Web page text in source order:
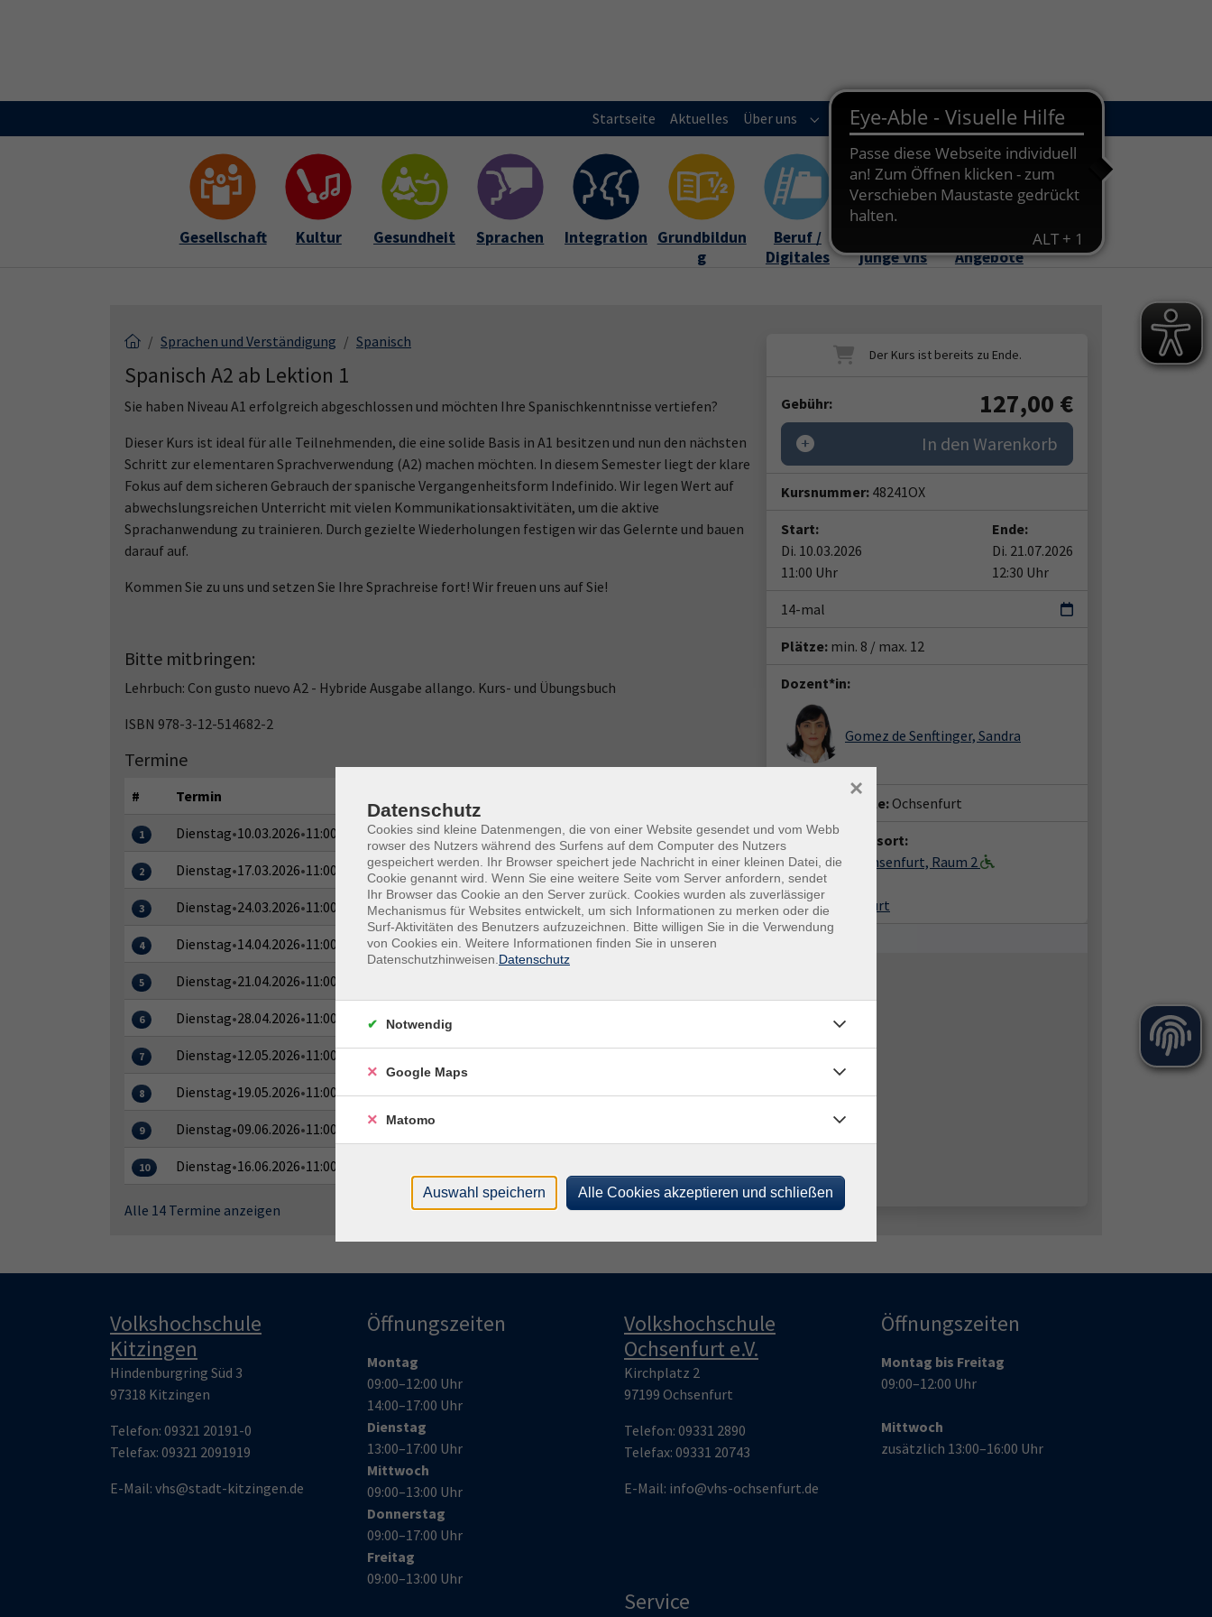
Startseite Aktuelles Über uns Submenu for "Über uns"
Kursleitungen Submenu for "Kursleitungen"
Newsletter Kontakt
Gesellschaft Kultur Gesundheit Sprachen Integration Grundbildun
g
Beruf /
Digitales
junge vhs
Angebote
Sprachen und Verständigung Spanisch
Spanisch A2 ab Lektion 1
Sie haben Niveau A1 erfolgreich abgeschlossen und möchten Ihre Spanischkenntnisse vertiefen?
Dieser Kurs ist ideal für alle Teilnehmenden, die eine solide Basis in A1 besitzen und nun den nächsten
Schritt zur elementaren Sprachverwendung (A2) machen möchten. In diesem Semester liegt der klare
Fokus auf dem sicheren Gebrauch der spanische Vergangenheitsform Indefinido. Wir legen Wert auf
abwechslungsreichen Unterricht mit vielen Kommunikationsaktivitäten, um die aktive
Sprachanwendung zu trainieren. Durch gezielte Wiederholungen festigen wir das Gelernte und bauen
darauf auf.
Kommen Sie zu uns und setzen Sie Ihre Sprachreise fort! Wir freuen uns auf Sie!
Bitte mitbringen:
Lehrbuch: Con gusto nuevo A2 - Hybride Ausgabe allango. Kurs- und Übungsbuch
ISBN 978-3-12-514682-2
Termine
# Termin
1 Dienstag•10.03.2026•11:00–12:30 Uhr Bürgerhaus Ochsenfurt (Parken: Mainuferstr.)
2 Dienstag•17.03.2026•11:00–12:30 Uhr Bürgerhaus Ochsenfurt (Parken: Mainuferstr.)
3 Dienstag•24.03.2026•11:00–12:30 Uhr Bürgerhaus Ochsenfurt (Parken: Mainuferstr.)
4 Dienstag•14.04.2026•11:00–12:30 Uhr Bürgerhaus Ochsenfurt (Parken: Mainuferstr.)
5 Dienstag•21.04.2026•11:00–12:30 Uhr
6 Dienstag•28.04.2026•11:00–12:30 Uhr Bürgerhaus Ochsenfurt (Parken: Mainuferstr.)
7 Dienstag•12.05.2026•11:00–12:30 Uhr
8 Dienstag•19.05.2026•11:00–12:30 Uhr Bürgerhaus Ochsenfurt (Parken: Mainuferstr.)
9 Dienstag•09.06.2026•11:00–12:30 Uhr
10 Dienstag•16.06.2026•11:00–12:30 Uhr
Alle 14 Termine anzeigen
Gebühr: 127,00 €
In den Warenkorb
Kursnummer: 48241OX
Start:
Di. 10.03.2026
11:00 Uhr
Ende:
Di. 21.07.2026
12:30 Uhr
14-mal
Plätze: min. 8 / max. 12
Dozent*in:
Gomez de Senftinger, Sandra
Geschäftsstelle: Ochsenfurt
Veranstaltungsort:
Bürgerhaus Ochsenfurt, Raum 2
Kirchplatz 2
97199 Ochsenfurt
Volkshochschule
Kitzingen
Hindenburgring Süd 3
97318 Kitzingen
Telefon: 09321 20191-0
Telefax: 09321 2091919
E-Mail: vhs@stadt-kitzingen.de
Öffnungszeiten
Montag
09:00–12:00 Uhr
14:00–17:00 Uhr
Dienstag
13:00–17:00 Uhr
Mittwoch
09:00–13:00 Uhr
Donnerstag
09:00–17:00 Uhr
Freitag
09:00–13:00 Uhr
Volkshochschule
Ochsenfurt e.V.
Kirchplatz 2
97199 Ochsenfurt
Telefon: 09331 2890
Telefax: 09331 20743
E-Mail: info@vhs-ochsenfurt.de
Öffnungszeiten
Montag bis Freitag
09:00–12:00 Uhr
Mittwoch
zusätzlich 13:00–16:00 Uhr
Service
Datenschutz
Cookies sind kleine Datenmengen, die von einer Website gesendet und vom Webb
rowser des Nutzers während des Surfens auf dem Computer des Nutzers
gespeichert werden. Ihr Browser speichert jede Nachricht in einer kleinen Datei, die
Cookie genannt wird. Wenn Sie eine weitere Seite vom Server anfordern, sendet
Ihr Browser das Cookie an den Server zurück. Cookies wurden als zuverlässiger
Mechanismus für Websites entwickelt, um sich Informationen zu merken oder die
Surf-Aktivitäten des Benutzers aufzuzeichnen. Bitte willigen Sie in die Verwendung
von Cookies ein. Weitere Informationen finden Sie in unseren
Datenschutzhinweisen. Datenschutz
×
Notwendig
Google Maps
Matomo
Auswahl speichern Alle Cookies akzeptieren und schließen